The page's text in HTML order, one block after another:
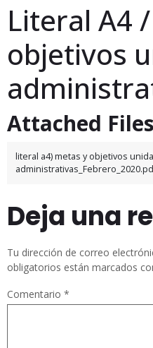
Literal A4
objetivos
Attached Files
literal a4) metas y objetivos
Deja una
Tu dirección de correo
obligatorios están marcados
Comentario *